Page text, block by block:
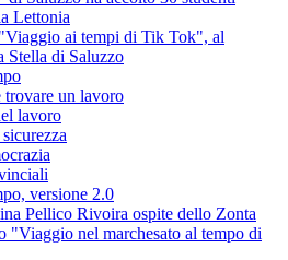
Lettonia
ai tempi di Tik Tok", al
Stella di Saluzzo
trovare un lavoro
lavoro
versione 2.0
Pellico Rivoira ospite dello Zonta
"Viaggio nel marchesato al tempo di